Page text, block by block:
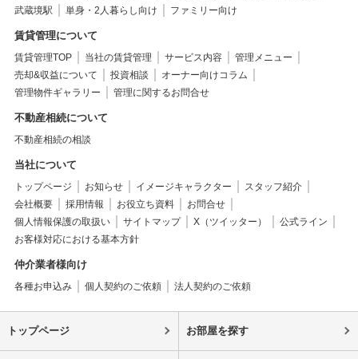
武蔵境駅
単身・2人暮らし向け ファミリー向け
賃貸管理について
賃貸管理TOP 当社の賃貸管理 サービス内容
管理メニュー
売却&収益について
投資相談
オーナー向けコラム
管理物件ギャラリー
管理に関するお問合せ
不動産相続について
不動産相続の相談
当社について
トップページ お知らせ イメージキャラクター
スタッフ紹介
会社概要
採用情報 お役立ち資料
お問合せ
個人情報保護の取扱い
サイトマップ X（ツイッター）
公式ライン
お客様対応における基本方針
仲介業者様向け
各種お申込み 個人契約のご依頼 法人契約のご依頼
トップページ お部屋を探す